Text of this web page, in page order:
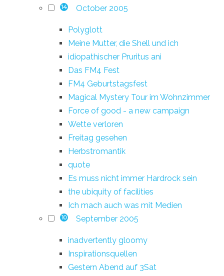
14 October 2005
Polyglott
Meine Mutter, die Shell und ich
idiopathischer Pruritus ani
Das FM4 Fest
FM4 Geburtstagsfest
Magical Mystery Tour im Wohnzimmer
Force of good - a new campaign
Wette verloren
Freitag gesehen
Herbstromantik
quote
Es muss nicht immer Hardrock sein
the ubiquity of facilities
Ich mach auch was mit Medien
10 September 2005
inadvertently gloomy
Inspirationsquellen
Gestern Abend auf 3Sat